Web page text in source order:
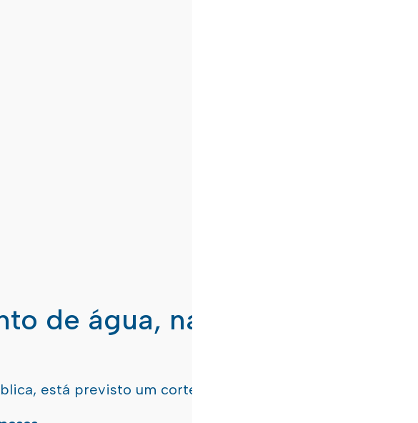
de água, nas freguesias de
está previsto um corte de água